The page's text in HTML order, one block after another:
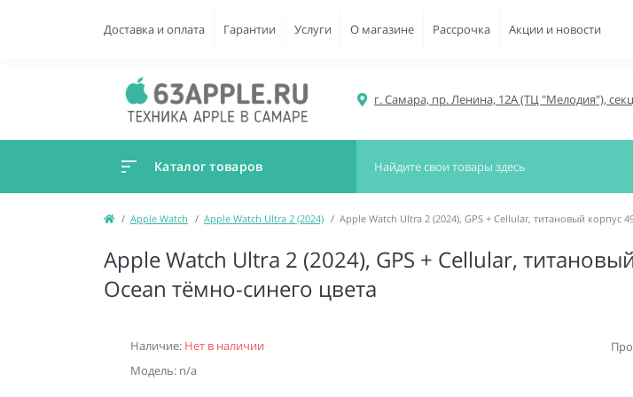
Доставка и оплата Гарантии Услуги О магазине Рассрочка Акции и новости
г. Самара, пр. Ленина, 12А (ТЦ "Мелодия"),
Каталог товаров
Apple Watch Apple Watch Ultra 2 (2024) Apple Watch Ultra 2 (2024), GPS + Cellular, титановый
Apple Watch Ultra 2 (2024), GPS + Cellular,
Ocean тёмно-синего цвета
Наличие: Нет в наличии
Модель: n/a